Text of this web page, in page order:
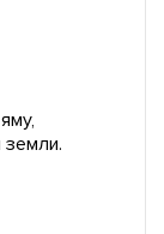
земли.